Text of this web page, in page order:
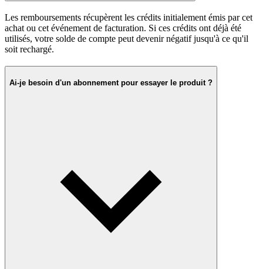
Les remboursements récupèrent les crédits initialement émis par cet
achat ou cet événement de facturation. Si ces crédits ont déjà été
utilisés, votre solde de compte peut devenir négatif jusqu'à ce qu'il
soit rechargé.
Ai-je besoin d'un abonnement pour essayer le produit ?